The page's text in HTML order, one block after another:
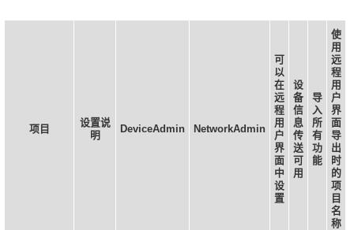
项目
设置说
明
DeviceAdmin NetworkAdmin
可
以
在
远
程
用
户
界
面
中
设
置
设
备
信
息
传
送
可
用
导
入
所
有
功
能
使
用
远
程
用
户
界
面
导
出
时
的
项
目
名
称